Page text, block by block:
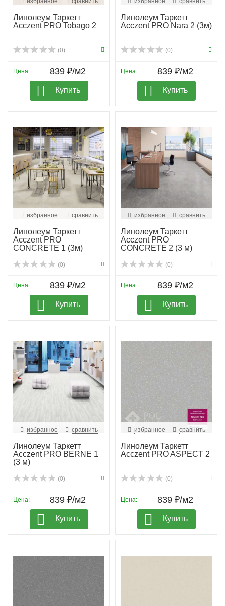
Линолеум Таркетт
Acczent PRO Tobago 2
(0)
Цена: 839 ₽/м2
Купить
Линолеум Таркетт
Acczent PRO Nara 2 (3м)
(0)
Цена: 839 ₽/м2
Купить
избранное сравнить
Линолеум Таркетт
Acczent PRO
CONCRETE 1 (3м)
(0)
Цена: 839 ₽/м2
Купить
избранное сравнить
Линолеум Таркетт
Acczent PRO
CONCRETE 2 (3 м)
(0)
Цена: 839 ₽/м2
Купить
избранное сравнить
Линолеум Таркетт
Acczent PRO BERNE 1
(3 м)
(0)
Цена: 839 ₽/м2
Купить
избранное сравнить
Линолеум Таркетт
Acczent PRO ASPECT 2
(0)
Цена: 839 ₽/м2
Купить